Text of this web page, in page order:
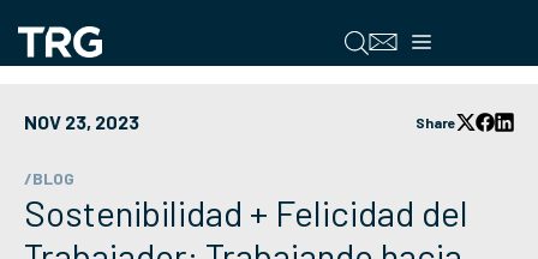
contenido
Menú
NOV 23, 2023 Share
/BLOG
Sostenibilidad + Felicidad del